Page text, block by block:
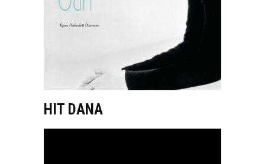
HIT DANA